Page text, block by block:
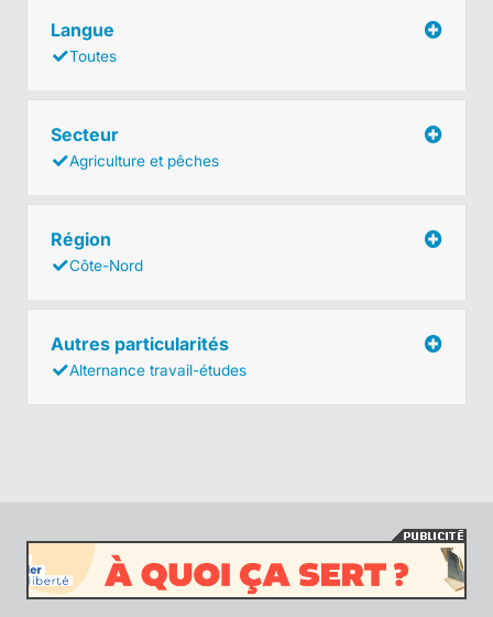
Langue
Toutes
Secteur
Agriculture et pêches
Région
Côte-Nord
Autres particularités
Alternance travail-études